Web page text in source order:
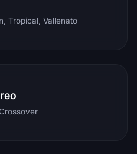
Tropical, Vallenato